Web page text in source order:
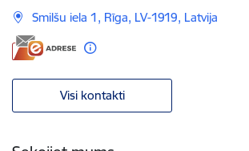
Smilšu iela 1, Rīga, LV-1919, Latvija
Visi kontakti